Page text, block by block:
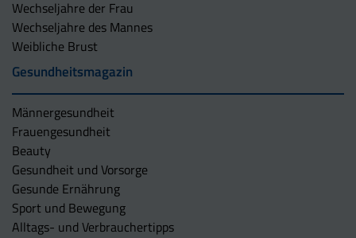
Wechseljahre der Frau
Wechseljahre des Mannes
Weibliche Brust
Gesundheitsmagazin
Männergesundheit
Frauengesundheit
Beauty
Gesundheit und Vorsorge
Gesunde Ernährung
Sport und Bewegung
Alltags- und Verbrauchertipps